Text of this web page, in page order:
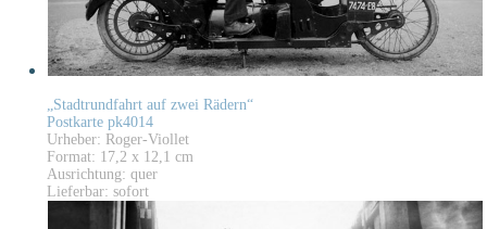
„Stadtrundfahrt auf zwei Rädern“
Postkarte pk4014
Urheber: Roger-Viollet
Format: 17,2 x 12,1 cm
Ausrichtung: quer
Lieferbar: sofort